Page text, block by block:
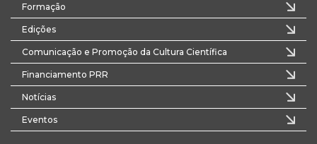
Formação
Edições
Comunicação e Promoção da Cultura Científica
Financiamento PRR
Notícias
Eventos